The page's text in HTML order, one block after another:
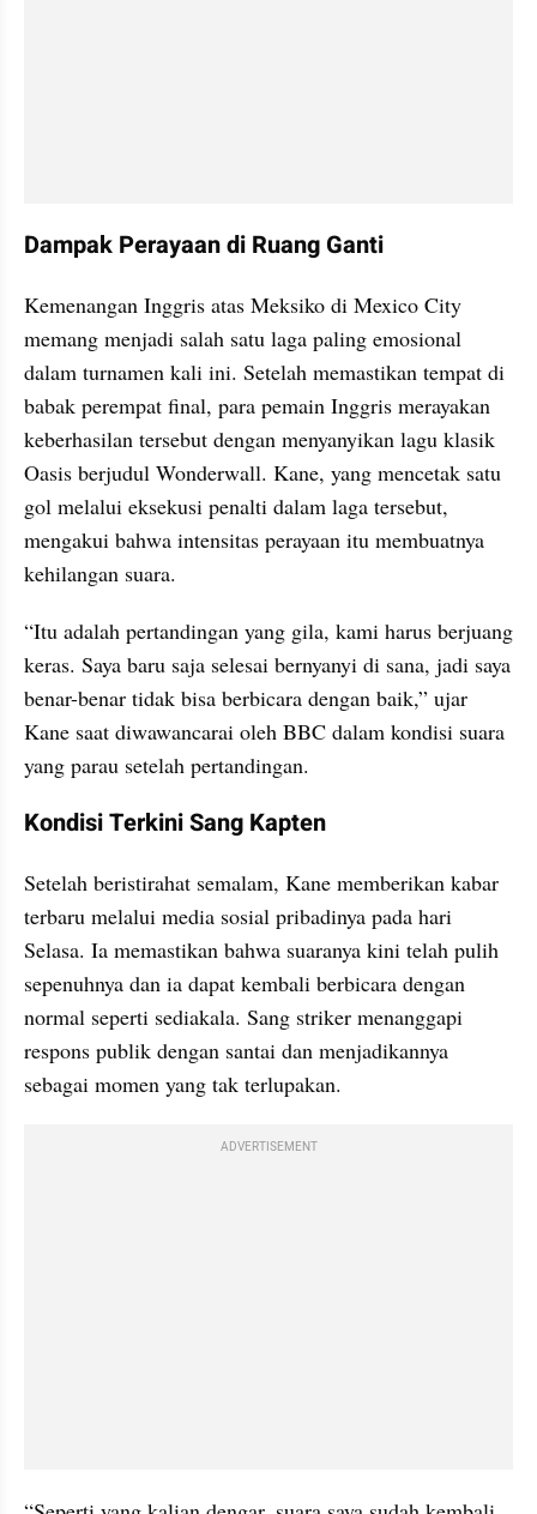
Dampak Perayaan di Ruang Ganti
Kemenangan Inggris atas Meksiko di Mexico City
memang menjadi salah satu laga paling emosional
dalam turnamen kali ini. Setelah memastikan tempat di
babak perempat final, para pemain Inggris merayakan
keberhasilan tersebut dengan menyanyikan lagu klasik
Oasis berjudul Wonderwall. Kane, yang mencetak satu
gol melalui eksekusi penalti dalam laga tersebut,
mengakui bahwa intensitas perayaan itu membuatnya
kehilangan suara.
“Itu adalah pertandingan yang gila, kami harus berjuang
keras. Saya baru saja selesai bernyanyi di sana, jadi saya
benar-benar tidak bisa berbicara dengan baik,” ujar
Kane saat diwawancarai oleh BBC dalam kondisi suara
yang parau setelah pertandingan.
Kondisi Terkini Sang Kapten
Setelah beristirahat semalam, Kane memberikan kabar
terbaru melalui media sosial pribadinya pada hari
Selasa. Ia memastikan bahwa suaranya kini telah pulih
sepenuhnya dan ia dapat kembali berbicara dengan
normal seperti sediakala. Sang striker menanggapi
respons publik dengan santai dan menjadikannya
sebagai momen yang tak terlupakan.
ADVERTISEMENT